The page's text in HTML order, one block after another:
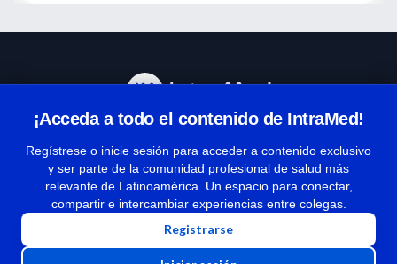
¡Acceda a todo el contenido de IntraMed!
Regístrese o inicie sesión para acceder a contenido exclusivo
y ser parte de la comunidad profesional de salud más
relevante de Latinoamérica. Un espacio para conectar,
compartir e intercambiar experiencias entre colegas.
Registrarse
Términos y condiciones
| Políticas de privacidad
| Todos los derechos reservados | Copyright 1997-2026